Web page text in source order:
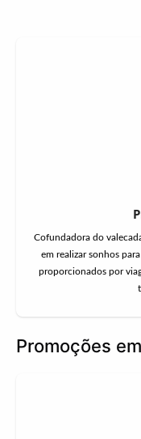
Cofundadora do
em realizar sonhos
proporcionados por
Promoções